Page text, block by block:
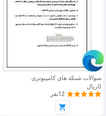
سوالات شبکه های کامپیوتری
0ریال
12نفر